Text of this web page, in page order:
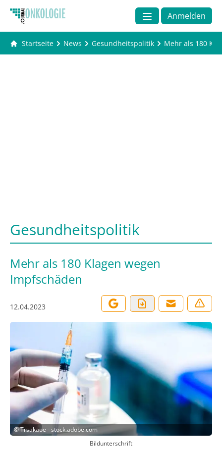
Anmelden
Startseite News Gesundheitspolitik Mehr als 180
Gesundheitspolitik
Mehr als 180 Klagen wegen
Impfschäden
12.04.2023
©Trsakaoe - stock.adobe.com
Bildunterschrift